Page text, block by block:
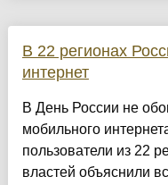
В 22 регионах
интернет
В День России не
мобильного
пользователи из 22
властей объяснили